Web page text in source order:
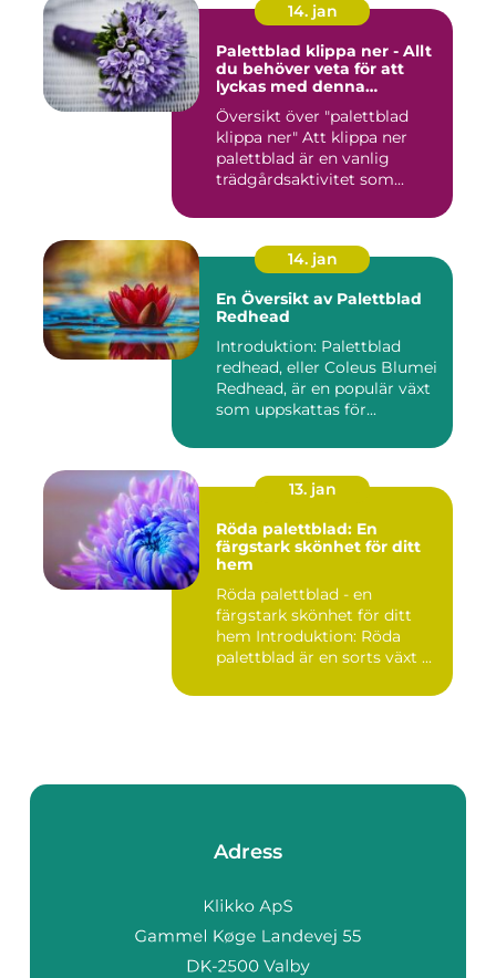
14. jan
Palettblad klippa ner - Allt
du behöver veta för att
lyckas med denna
populära trädgårdsaktivitet
Översikt över "palettblad
klippa ner" Att klippa ner
palettblad är en vanlig
trädgårdsaktivitet som...
14. jan
En Översikt av Palettblad
Redhead
Introduktion: Palettblad
redhead, eller Coleus Blumei
Redhead, är en populär växt
som uppskattas för...
13. jan
Röda palettblad: En
färgstark skönhet för ditt
hem
Röda palettblad - en
färgstark skönhet för ditt
hem Introduktion: Röda
palettblad är en sorts växt ...
Adress